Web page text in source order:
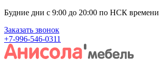
Будние дни с 9:00 до 20:00 по НСК времени
Заказать звонок
+7-996-546-0311